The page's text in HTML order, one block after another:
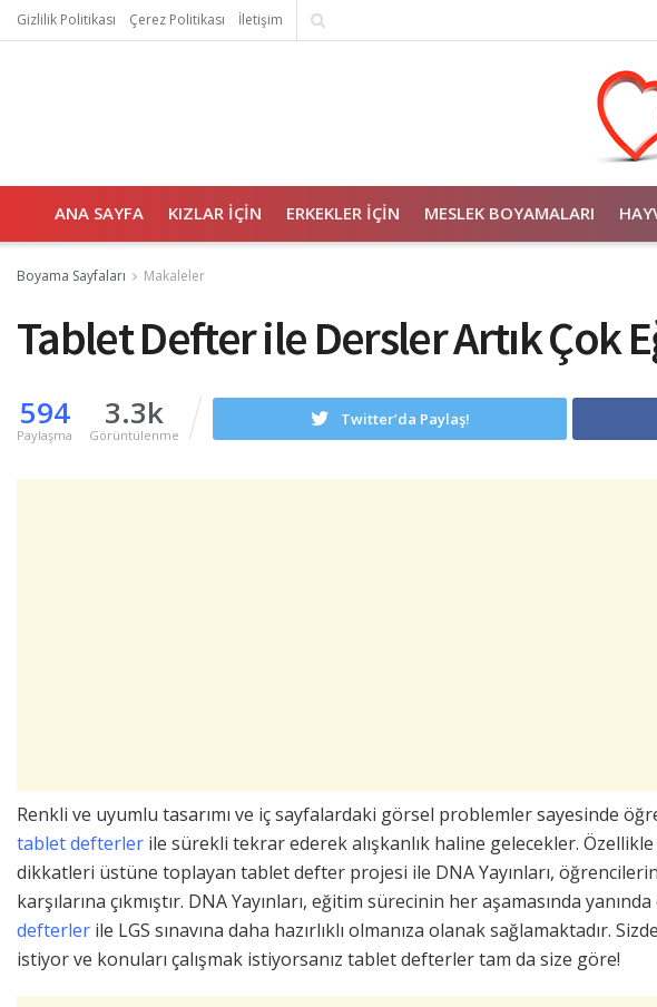
Gizlilik Politikası Çerez Politikası İletişim
ANA SAYFA KIZLAR İÇIN ERKEKLER İÇIN MESLEK BOYAMALARI
Boyama Sayfaları Makaleler
Tablet Defter ile Dersler Artık Çok
594
Paylaşma
3.3k
Görüntülenme
Twitter’da Paylaş!
Renkli ve uyumlu tasarımı ve iç sayfalardaki görsel problemler sayesinde
tablet defterler ile sürekli tekrar ederek alışkanlık haline gelecekler. Özellikle
dikkatleri üstüne toplayan tablet defter projesi ile DNA Yayınları,
karşılarına çıkmıştır. DNA Yayınları, eğitim sürecinin her aşamasında
defterler ile LGS sınavına daha hazırlıklı olmanıza olanak sağlamaktadır.
istiyor ve konuları çalışmak istiyorsanız tablet defterler tam da size göre!